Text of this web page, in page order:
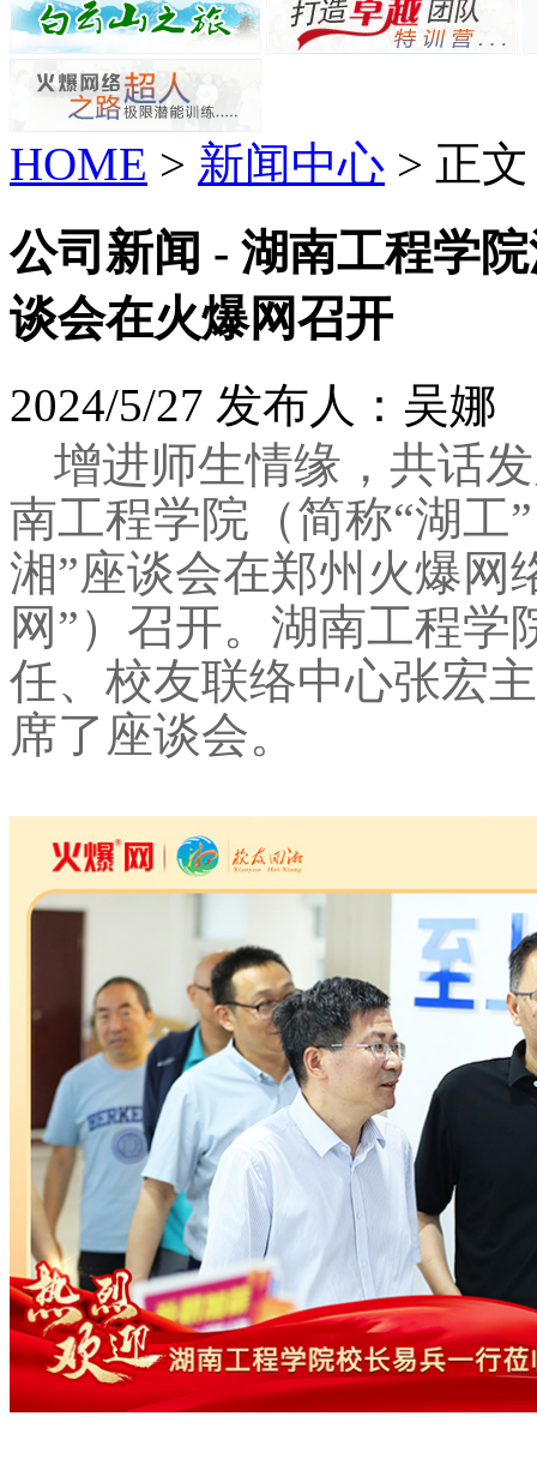
HOME > 新闻中心 > 正文
公司新闻 - 湖南工程学
谈会在火爆网召开
2024/5/27 发布人：吴娜
增进师生情缘，共话
南工程学院（简称“湖工
湘”座谈会在郑州火爆网
网”）召开。湖南工程
任、校友联络中心张宏
席了座谈会。